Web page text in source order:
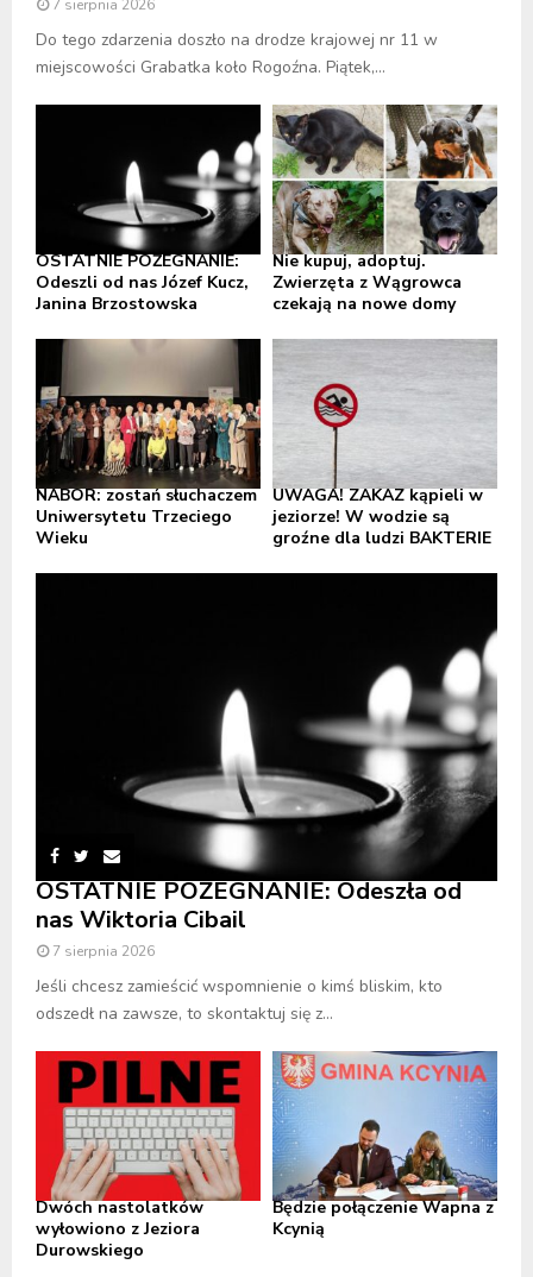
7 sierpnia 2026
Do tego zdarzenia doszło na drodze krajowej nr 11 w
miejscowości Grabatka koło Rogoźna. Piątek,...
OSTATNIE POŻEGNANIE:
Odeszli od nas Józef Kucz,
Janina Brzostowska
Nie kupuj, adoptuj.
Zwierzęta z Wągrowca
czekają na nowe domy
NABÓR: zostań słuchaczem
Uniwersytetu Trzeciego
Wieku
UWAGA! ZAKAZ kąpieli w
jeziorze! W wodzie są
groźne dla ludzi BAKTERIE
OSTATNIE POŻEGNANIE: Odeszła od
nas Wiktoria Cibail
7 sierpnia 2026
Jeśli chcesz zamieścić wspomnienie o kimś bliskim, kto
odszedł na zawsze, to skontaktuj się z...
Dwóch nastolatków
wyłowiono z Jeziora
Durowskiego
Będzie połączenie Wapna z
Kcynią